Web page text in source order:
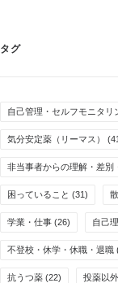
タグ
自己管理・セルフモニタリ
気分安定薬（リーマス）
非当事者からの理解・差別
困っていること (31)
学業・仕事 (26) 自己
不登校・休学・休職・退職
抗うつ薬 (22) 投薬以